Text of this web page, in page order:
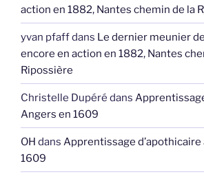
action en 1882, Nantes chemin de la
yvan pfaffdans Le dernier meunier
encore en action en 1882, Nantes
Ripossière
Christelle Dupéré dans
Angers en 1609
OH dans Apprentissage d’apothicaire
1609